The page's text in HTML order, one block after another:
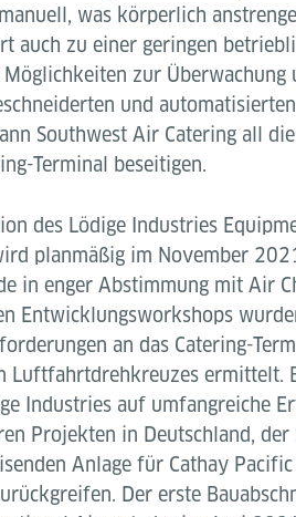
was körperlich
auch zu einer geringen
zur Überwachung
und
Southwest Air Catering all
Terminal beseitigen.
des Lödige Industries
planmäßig im November
in enger Abstimmung mit Air
Entwicklungsworkshops
an das Catering-
Luftfahrtdrehkreuzes ermittelt.
Industries auf umfangreiche
Projekten in Deutschland, der
Anlage für Cathay
Der erste